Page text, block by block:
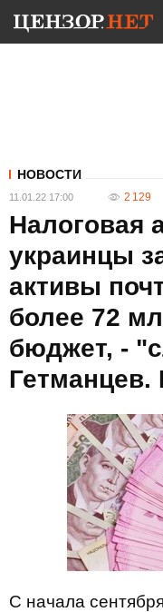
НОВОСТИ
11.01.22 17:00 2 129
Налоговая
украинцы
активы
более 72
бюджет, -
С начала